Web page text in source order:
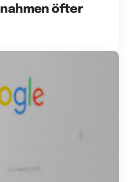
öfter